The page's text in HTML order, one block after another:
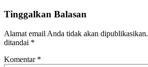
Tinggalkan Balasan
Alamat email Anda tidak akan dipublikasikan.
ditandai *
Komentar *